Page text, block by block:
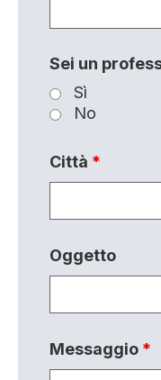
Sei un
Sì
No
Città *
Oggetto
Messaggio *